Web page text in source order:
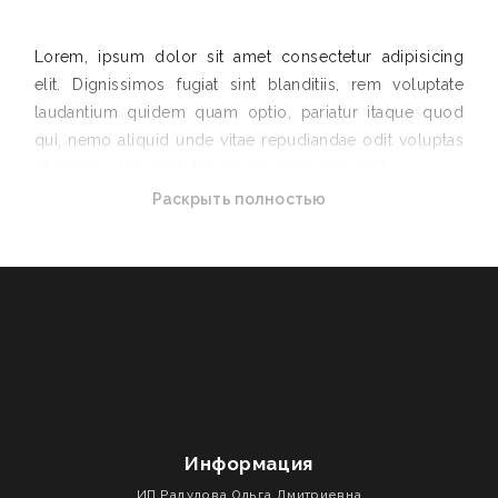
Lorem, ipsum dolor sit amet consectetur adipisicing
elit. Dignissimos fugiat sint blanditiis, rem voluptate
laudantium quidem quam optio, pariatur itaque quod
qui, nemo aliquid unde vitae repudiandae odit voluptas
Mollitia asperiores illum ratione vero quo possimus illo
dignissimos quaerat nihil cum asperiores odio est. Eum
Раскрыть полностью
Информация
ИП Радулова Ольга Дмитриевна